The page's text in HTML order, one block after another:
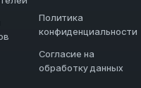
Политика
конфиденциальности
Согласие на
обработку данных